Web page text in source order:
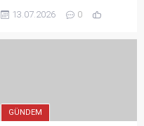
işletme hakkında suç
gıdaya erişimi için
denetimler aralıksız
13.07.2026 0
GÜNDEM